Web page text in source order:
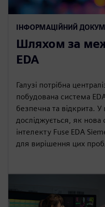
ІНФОРМАЦІЙНИЙ
Шляхом за
EDA
Галузі потрібна
побудована система
безпечна та відкрита.
досліджується, як
інтелекту Fuse EDA
для вирішення цих